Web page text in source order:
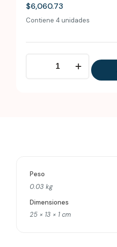
$6,060.73
Contiene 4 unidades
Tacos
antideslizante
para
Peso
0.03 kg
Dimensiones
25 × 13 × 1 cm